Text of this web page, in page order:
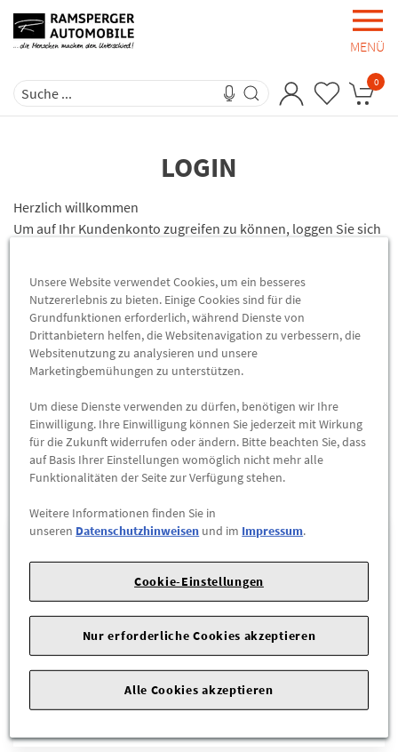
MENÜ
0
LOGIN
Herzlich willkommen
Um auf Ihr Kundenkonto zugreifen zu können, loggen Sie sich
bei uns registrieren.
Ich bin bereits Kunde - Login
NEU
Ich bin neu hier - Registrierung
Zahlarten
Unsere Website verwendet Cookies, um ein besseres
Nutzererlebnis zu bieten. Einige Cookies sind für die
Grundfunktionen erforderlich, während Dienste von
Drittanbietern helfen, die Websitenavigation zu verbessern, die
Websitenutzung zu analysieren und unsere
Marketingbemühungen zu unterstützen.
Um diese Dienste verwenden zu dürfen, benötigen wir Ihre
Einwilligung. Ihre Einwilligung können Sie jederzeit mit Wirkung
für die Zukunft widerrufen oder ändern. Bitte beachten Sie, dass
auf Basis Ihrer Einstellungen womöglich nicht mehr alle
Funktionalitäten der Seite zur Verfügung stehen.
Weitere Informationen finden Sie in
unseren Datenschutzhinweisen und im Impressum.
Cookie-Einstellungen
Nur erforderliche Cookies akzeptieren
Alle Cookies akzeptieren